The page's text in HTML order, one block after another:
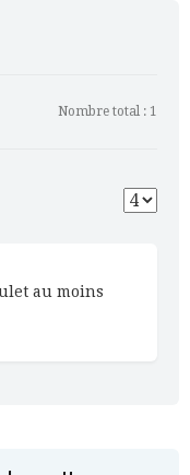
Nombre total : 1
au moins